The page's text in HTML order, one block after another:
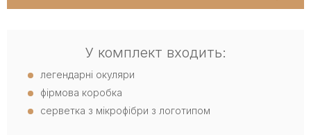
У комплект входить:
легендарні окуляри
фірмова коробка
серветка з мікрофібри з логотипом